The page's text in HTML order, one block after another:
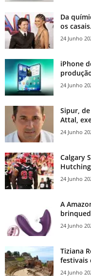
Da
os
24 Junho
iPhone
24 Junho
Sipur,
Attal,
24 Junho
Calgary
24 Junho
A
24 Junho
Tiziana
festivais
24 Junho